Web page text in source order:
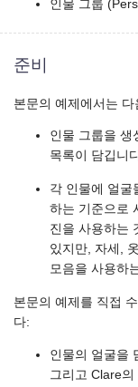
인물 그룹
준비
본문의 예제에서는
인물 그룹을 생
목록이 담깁니
각 인물에 얼굴
하는 기준으로
진을 사용하는
있지만, 자세,
모음을 사용하
본문의 예제를 직접
다:
인물의 얼굴을
그리고 Clare